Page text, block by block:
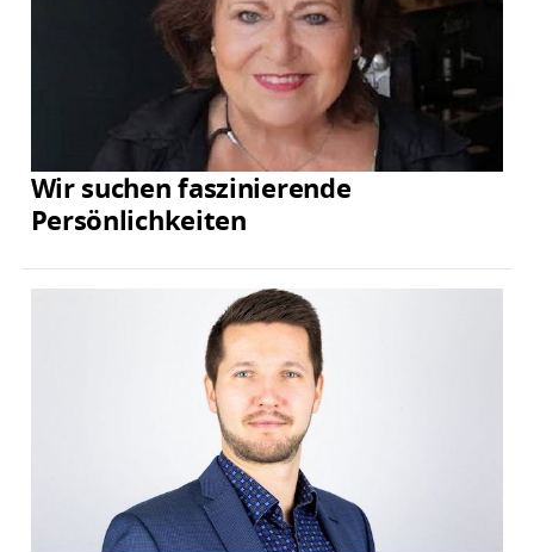
Wir suchen faszinierende
Persönlichkeiten